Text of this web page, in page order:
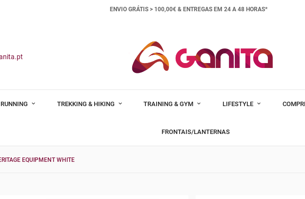
ENVIO GRÁTIS > 100,00€ & ENTREGAS EM 24 A 48 HORAS*
TREKKING & HIKING TRAINING & GYM LIFESTYLE
FRONTAIS/LANTERNAS
EQUIPMENT WHITE